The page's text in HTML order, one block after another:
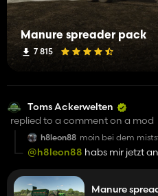
Manure spreader pack
7 815
Toms Ackerwelten
replied to a comment on a mod
h8leon88 moin bei dem
wetikal in ne runde
@h8leon88 habs mir jetzt
eigendlich nix gemacht aber
Manure